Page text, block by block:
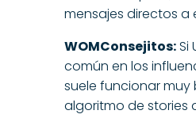
mensajes directos a
WOMConsejitos:Si
común en los
suele funcionar muy
algoritmo de stories